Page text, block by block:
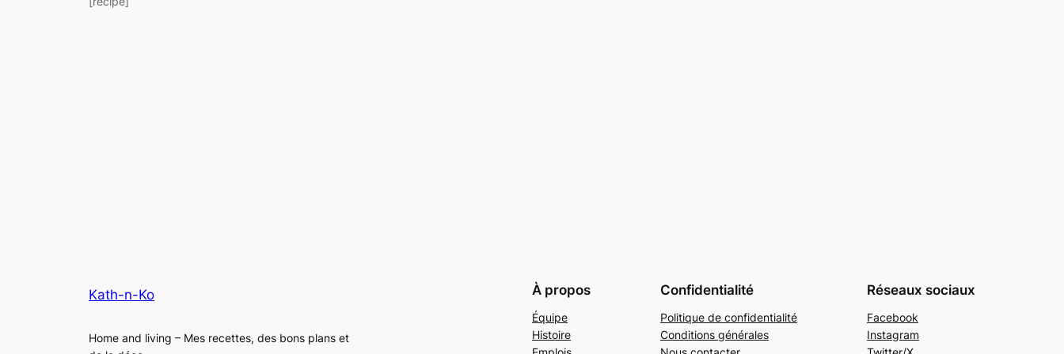
Kath-n-Ko
Home and living – Mes recettes, des bons plans et
À propos
Équipe
Histoire
Confidentialité
Politique de confidentialité
Conditions générales
Réseaux sociaux
Facebook
Instagram